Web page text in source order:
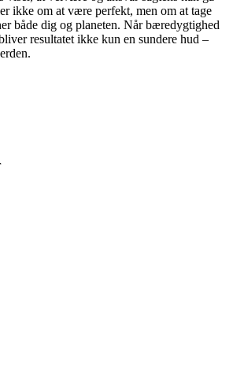
ikke om at være perfekt, men om at tage
både dig og planeten. Når bæredygtighed
resultatet ikke kun en sundere hud –